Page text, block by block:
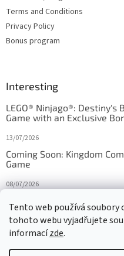
Tento web používá soubory
tohoto webu vyjadřujete
informacízde.
Terms and Conditions
Privacy Policy
Bonus program
Interesting
LEGO® Ninjago®:
Game with an Exclusive
13/07/2026
Coming Soon: Kingdom
Game
08/07/2026
27/10/2025